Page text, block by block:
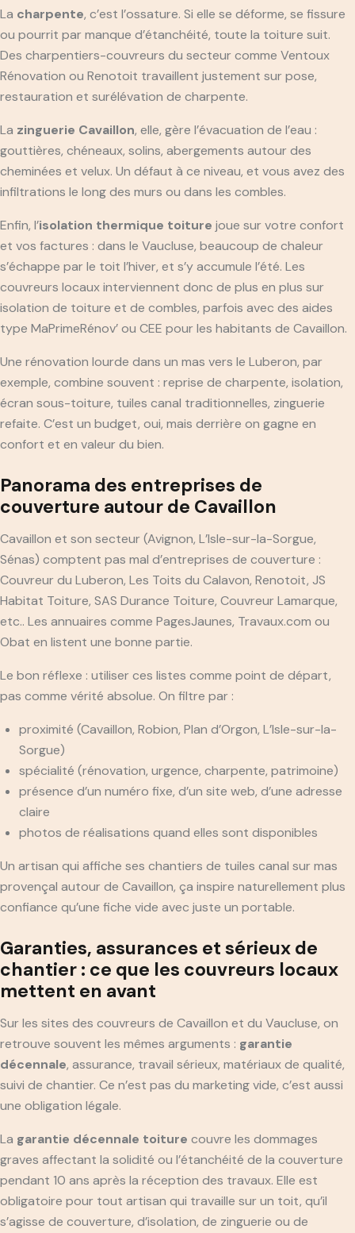
La charpente, c’est l’ossature. Si elle se déforme, se fissure
ou pourrit par manque d’étanchéité, toute la toiture suit.
Des charpentiers-couvreurs du secteur comme Ventoux
Rénovation ou Renotoit travaillent justement sur pose,
restauration et surélévation de charpente.
La zinguerie Cavaillon, elle, gère l’évacuation de l’eau :
gouttières, chéneaux, solins, abergements autour des
cheminées et velux. Un défaut à ce niveau, et vous avez des
infiltrations le long des murs ou dans les combles.
Enfin, l’isolation thermique toiture joue sur votre confort
et vos factures : dans le Vaucluse, beaucoup de chaleur
s’échappe par le toit l’hiver, et s’y accumule l’été. Les
couvreurs locaux interviennent donc de plus en plus sur
isolation de toiture et de combles, parfois avec des aides
type MaPrimeRénov’ ou CEE pour les habitants de Cavaillon.
Une rénovation lourde dans un mas vers le Luberon, par
exemple, combine souvent : reprise de charpente, isolation,
écran sous-toiture, tuiles canal traditionnelles, zinguerie
refaite. C’est un budget, oui, mais derrière on gagne en
confort et en valeur du bien.
Panorama des entreprises de
couverture autour de Cavaillon
Cavaillon et son secteur (Avignon, L’Isle-sur-la-Sorgue,
Sénas) comptent pas mal d’entreprises de couverture :
Couvreur du Luberon, Les Toits du Calavon, Renotoit, JS
Habitat Toiture, SAS Durance Toiture, Couvreur Lamarque,
etc.. Les annuaires comme PagesJaunes, Travaux.com ou
Obat en listent une bonne partie.
Le bon réflexe : utiliser ces listes comme point de départ,
pas comme vérité absolue. On filtre par :
proximité (Cavaillon, Robion, Plan d’Orgon, L’Isle-sur-la-
Sorgue)
spécialité (rénovation, urgence, charpente, patrimoine)
présence d’un numéro fixe, d’un site web, d’une adresse
claire
photos de réalisations quand elles sont disponibles
Un artisan qui affiche ses chantiers de tuiles canal sur mas
provençal autour de Cavaillon, ça inspire naturellement plus
confiance qu’une fiche vide avec juste un portable.
Garanties, assurances et sérieux de
chantier : ce que les couvreurs locaux
mettent en avant
Sur les sites des couvreurs de Cavaillon et du Vaucluse, on
retrouve souvent les mêmes arguments : garantie
décennale, assurance, travail sérieux, matériaux de qualité,
suivi de chantier. Ce n’est pas du marketing vide, c’est aussi
une obligation légale.
La garantie décennale toiture couvre les dommages
graves affectant la solidité ou l’étanchéité de la couverture
pendant 10 ans après la réception des travaux. Elle est
obligatoire pour tout artisan qui travaille sur un toit, qu’il
s’agisse de couverture, d’isolation, de zinguerie ou de